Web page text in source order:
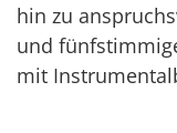
hin zu
und
mit